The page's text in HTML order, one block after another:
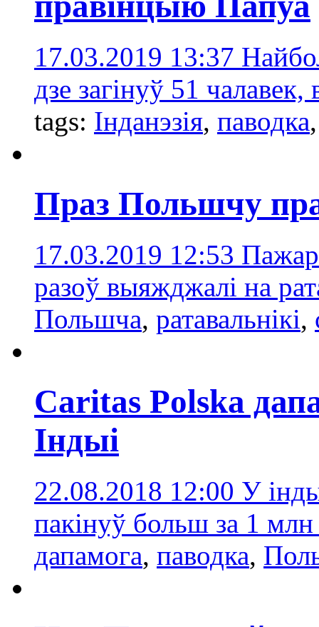
17.03.2019 13:37
дзе загінуў 51
tags: Інданэзія, паводка
Праз Польшчу
17.03.2019 12:53
разоў выяжджалі на
Польшчa, ратавальнікі,
Caritas Polska
Індыі
22.08.2018 12:00 У
пакінуў больш за 1
дапамога, паводка,